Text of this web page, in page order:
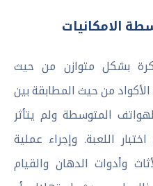
الامكانيات
بشكل متوازن من حيث
من حيث المطابقة بين
المتوسطة ولم يتأثر
اللعبة. وإجراء عملية
وأدوات الدهان والقيام